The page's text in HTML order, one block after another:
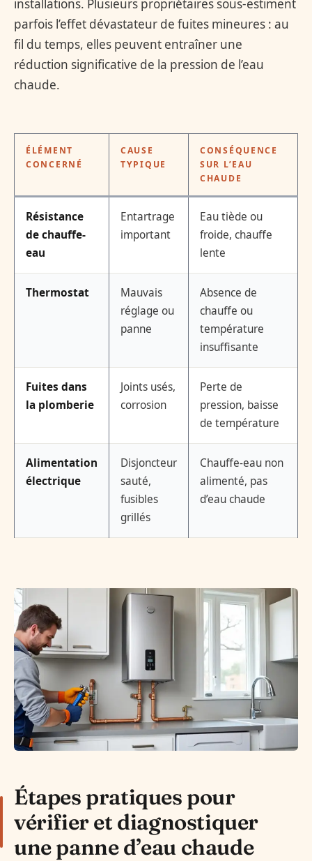
installations. Plusieurs propriétaires sous-estiment
parfois l’effet dévastateur de fuites mineures : au
fil du temps, elles peuvent entraîner une
réduction significative de la pression de l’eau
chaude.
ÉLÉMENT
CONCERNÉ
CAUSE
TYPIQUE
CONSÉQUENCE
SUR L’EAU
CHAUDE
Résistance
de chauffe-
eau
Entartrage
important
Eau tiède ou
froide, chauffe
lente
Thermostat
Mauvais
réglage ou
panne
Absence de
chauffe ou
température
insuffisante
Fuites dans
la plomberie
Joints usés,
corrosion
Perte de
pression, baisse
de température
Alimentation
électrique
Disjoncteur
sauté,
fusibles
grillés
Chauffe-eau non
alimenté, pas
d’eau chaude
Étapes pratiques pour
vérifier et diagnostiquer
une panne d’eau chaude